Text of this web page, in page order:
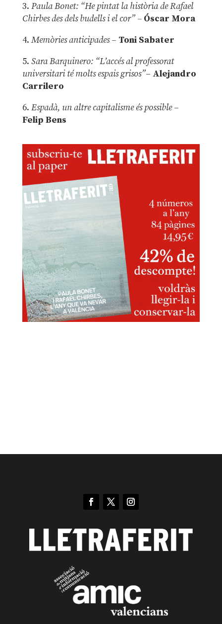
3. Paula Bonet: “He pintat la història de Rafael
Chirbes des dels budells i el cor” –Óscar Mora
4. Memòries anticipades– Toni Sabater
5. Sara Barquinero: “L’accés al professorat
universitari té molts espais grisos”– Alejandro
Carrilero
6. Espadà, un altre capitalisme és possible –
Felip Bens